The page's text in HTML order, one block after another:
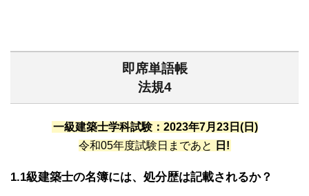
即席単語帳
法規4
一級建築士学科試験：2023年7月23日(日)
令和05年度試験日まであと
日!
1.1級建築士の名簿には、処分歴は記載されるか？